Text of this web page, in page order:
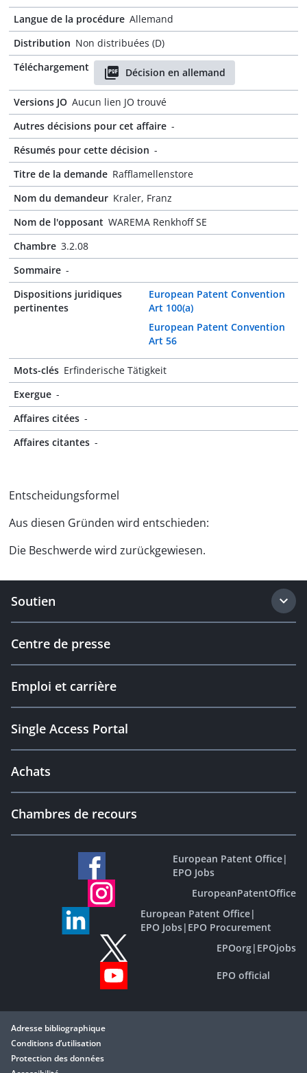
Langue de la procédure Allemand
Distribution Non distribuées (D)
Téléchargement
Décision en allemand
Versions JO Aucun lien JO trouvé
Autres décisions pour cet affaire -
Résumés pour cette décision -
Titre de la demande Rafflamellenstore
Nom du demandeur Kraler, Franz
Nom de l'opposant WAREMA Renkhoff SE
Chambre 3.2.08
Sommaire -
Dispositions juridiques
pertinentes
European Patent Convention
Art 100(a)
European Patent Convention
Art 56
Mots-clés Erfinderische Tätigkeit
Exergue -
Affaires citées -
Affaires citantes -
Entscheidungsformel
Aus diesen Gründen wird entschieden:
Die Beschwerde wird zurückgewiesen.
Soutien
Centre de presse
Emploi et carrière
Single Access Portal
Achats
Chambres de recours
European Patent Office|
EPO Jobs
EuropeanPatentOffice
European Patent Office|
EPO Jobs| EPO Procurement
EPOorg| EPOjobs
EPO official
Adresse bibliographique
Conditions d’utilisation
Protection des données